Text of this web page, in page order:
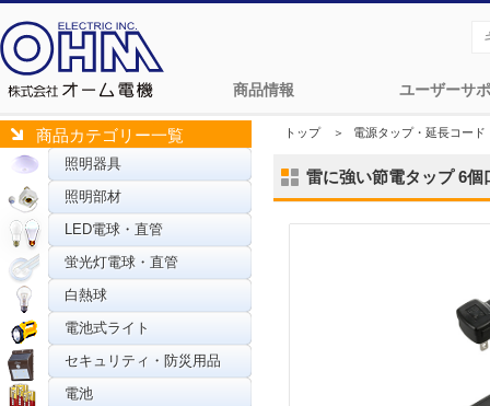
商品情報 ユーザーサ
商品カテゴリー一覧
照明器具
照明部材
LED電球・直管
蛍光灯電球・直管
白熱球
電池式ライト
セキュリティ・防災用品
電池
トップ＞ 電源タップ・延長コード
雷に強い節電タップ 6